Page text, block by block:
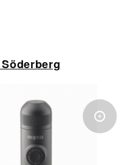
Söderberg